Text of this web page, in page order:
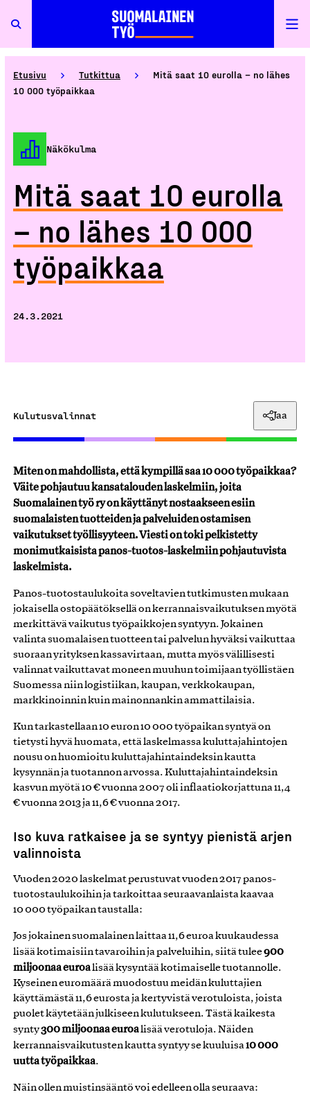
Etusivu Tutkittua
Mitä saat 10 eurolla – no lähes
10 000 työpaikkaa
Näkökulma
Mitä saat 10 eurolla
– no lähes 10 000
työpaikkaa
24.3.2021
Kulutusvalinnat Jaa
Miten on mahdollista, että kympillä saa 10 000 työpaikkaa?
Väite pohjautuu kansatalouden laskelmiin, joita
Suomalainen työ ry on käyttänyt nostaakseen esiin
suomalaisten tuotteiden ja palveluiden ostamisen
vaikutukset työllisyyteen. Viesti on toki pelkistetty
monimutkaisista panos-tuotos-laskelmiin pohjautuvista
laskelmista.
Panos-tuotostaulukoita soveltavien tutkimusten mukaan
jokaisella ostopäätöksellä on kerrannaisvaikutuksen myötä
merkittävä vaikutus työpaikkojen syntyyn. Jokainen
valinta suomalaisen tuotteen tai palvelun hyväksi vaikuttaa
suoraan yrityksen kassavirtaan, mutta myös välillisesti
valinnat vaikuttavat moneen muuhun toimijaan työllistäen
Suomessa niin logistiikan, kaupan, verkkokaupan,
markkinoinnin kuin mainonnankin ammattilaisia.
Kun tarkastellaan 10 euron 10 000 työpaikan syntyä on
tietysti hyvä huomata, että laskelmassa kuluttajahintojen
nousu on huomioitu kuluttajahintaindeksin kautta
kysynnän ja tuotannon arvossa. Kuluttajahintaindeksin
kasvun myötä 10 € vuonna 2007 oli inflaatiokorjattuna 11,4
€ vuonna 2013 ja 11,6 € vuonna 2017.
Iso kuva ratkaisee ja se syntyy pienistä arjen
valinnoista
Vuoden 2020 laskelmat perustuvat vuoden 2017 panos-
tuotostaulukoihin ja tarkoittaa seuraavanlaista kaavaa
10 000 työpaikan taustalla:
Jos jokainen suomalainen laittaa 11,6 euroa kuukaudessa
lisää kotimaisiin tavaroihin ja palveluihin, siitä tulee900
miljoonaa euroalisää kysyntää kotimaiselle tuotannolle.
Kyseinen euromäärä muodostuu meidän kuluttajien
käyttämästä 11,6 eurosta ja kertyvistä verotuloista, joista
puolet käytetään julkiseen kulutukseen. Tästä kaikesta
synty300 miljoonaa euroalisää verotuloja. Näiden
kerrannaisvaikutusten kautta syntyy se kuuluisa10 000
uuttatyöpaikkaa.
Näin ollen muistinsääntö voi edelleen olla seuraava: